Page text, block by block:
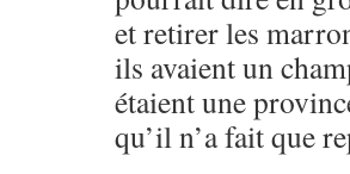
et retirer les
ils avaient un
étaient une
qu’il n’a fait que